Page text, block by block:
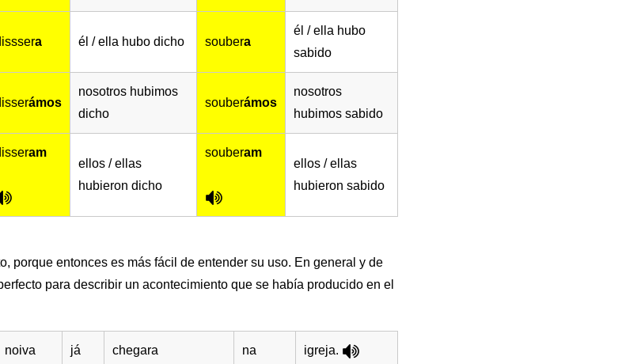
a él / ella hubo dicho soubera
él / ella hubo
sabido
ámos
nosotros hubimos
dicho
souberámos
nosotros
hubimos sabido
am
ellos / ellas
hubieron dicho
souberam
ellos / ellas
hubieron sabido
porque entonces es más fácil de entender su uso. En general y de
para describir un acontecimiento que se había producido en el
noiva já chegara na igreja.